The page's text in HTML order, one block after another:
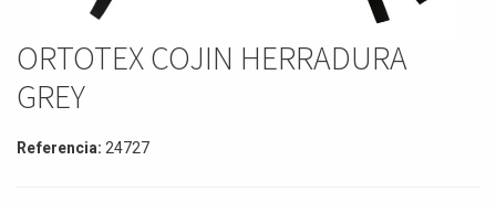
ORTOTEX COJIN HERRADURA
GREY
Referencia:24727